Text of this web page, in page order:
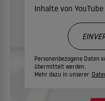
Inhalte von
Personenbezogene
übermittelt werden.
Mehr dazu in unserer